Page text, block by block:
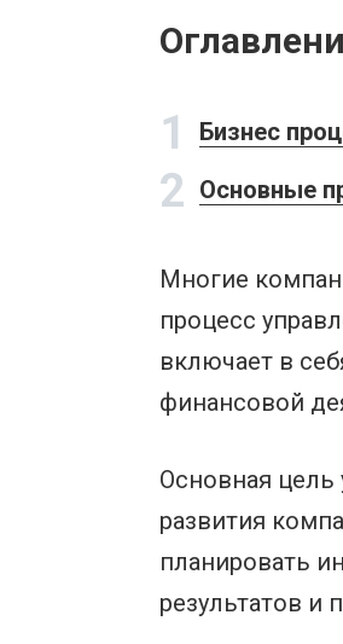
1 Бизнес
2 Основные
Многие
процесс
включает в
финансовой
Основная цель
развития
планировать
результатов и